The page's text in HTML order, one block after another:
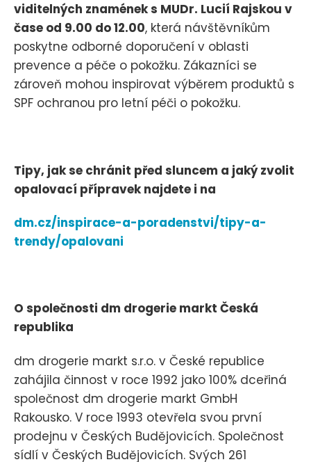
viditelných znamének s MUDr. Lucií Rajskou v
čase od 9.00 do 12.00, která návštěvníkům
poskytne odborné doporučení v oblasti
prevence a péče o pokožku. Zákazníci se
zároveň mohou inspirovat výběrem produktů s
SPF ochranou pro letní péči o pokožku.
Tipy, jak se chránit před sluncem a jaký zvolit
opalovací přípravek najdete i na
dm.cz/inspirace-a-poradenstvi/tipy-a-
trendy/opalovani
O společnosti dm drogerie markt Česká
republika
dm drogerie markt s.r.o. v České republice
zahájila činnost v roce 1992 jako 100% dceřiná
společnost dm drogerie markt GmbH
Rakousko. V roce 1993 otevřela svou první
prodejnu v Českých Budějovicích. Společnost
sídlí v Českých Budějovicích. Svých 261